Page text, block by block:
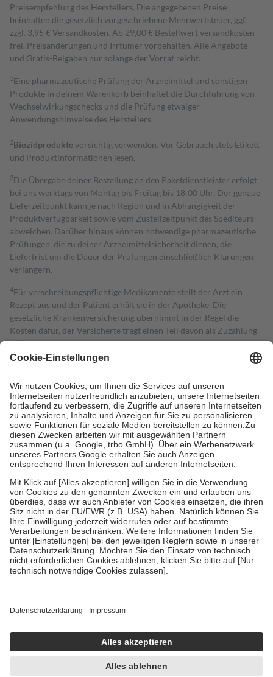
Preisempfehlung des Herstellers. Die angegebenen Preise
beinhalten die gesetzlich vorgeschriebene Mehrwertsteuer, ggf.
zzgl. 3,95 € Versandkosten. Ab 29,00 € Bestell­wert versand­kosten­
frei. Preisänderungen und Irrtümer vorbehalten. Alle Angebote
und Gratis-Beigaben nur solange der Vorrat reicht.
1 Eine pharmazeutische Prüfung der Arzneimittel und sonstigen
Produkte in deinem Warenkorb beinhaltet die Durchführung von
Wechselwirkungschecks und die Prüfung etwaiger
Anwendungshinweise des Herstellers.
2Biozidproduktevorsichtig verwenden. Vor Gebrauch stets Etikett
und Produktinformationen lesen.
3Die Übergabe deiner Bestellung an den Paketdienstleister erfolgt
bei uns werktags von Montag bis Freitag bis 18:00 Uhr. Der genaue
Lieferzeitpunkt kann je nach Region und in Abhängigkeit der
Produktverfügbarkeit sowie vom Zustellzeitpunkt des Spediteurs
abweichen. Darüber hinaus können notwendige pharmazeutische
Prüfungen, die zu deiner Arzneimittelsicherheit dienen, die
Lieferfrist um die Dauer der Prüfungen einschließlich Klärungen
verlängern.
4Für verschreibungspflichtige Medikamente stellt der Arzt ein
Rezept aus und der Patient erhält sie in der Apotheke. Die
gesetzliche Krankenversicherung übernimmt in der Regel die
Kosten dafür, der Versicherte trägt einen Teil davon als Zuzahlung
mit.
Grundsätzlich leisten Mitglieder Zuzahlungen in Höhe von zehn
höchstens zehn Euro.
Es sind jedoch nie mehr als die tatsächlichen
Kosten der Leistung zu entrichten.
Diese Regeln gelten grundsätzlich auch für Online-Apotheken.
Bei Heilmitteln und häuslicher Krankenpflege beträgt die
Zuzahlung zehn Prozent der Kosten sowie zehn Euro je
Verordnung.
Um das Engagement der Versicherten für ihre eigene Gesundheit zu
stärken und die besondere Stellung der Familie zu unterstützen,
fallenkeine Zuzahlungenan bei:
• Kindern und Jugendlichen bis zum vollendeten 18. Lebensjahr
mit Ausnahme der Fahrkosten
• Untersuchungen zur Vorsorge und Früherkennung, die von der
GKV getragen werden
• empfohlenen Schutzimpfungen
• Harn- und Blutteststreifen
getroffen, um sicherzustellen, dass es sich um echte Bewertungen
https://help.etrusted.com/hc/de/articles/4419944605341
Einige Bilder und Inhalte wurden unter Zuhilfenahme künstlicher